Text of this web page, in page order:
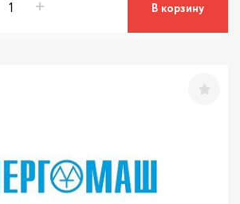
В корзину